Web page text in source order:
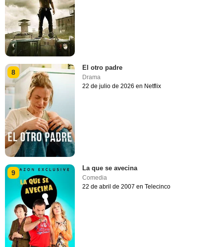
8
El otro padre
Drama
22 de julio de 2026 en Netflix
9
La que se avecina
Comedia
22 de abril de 2007 en Telecinco